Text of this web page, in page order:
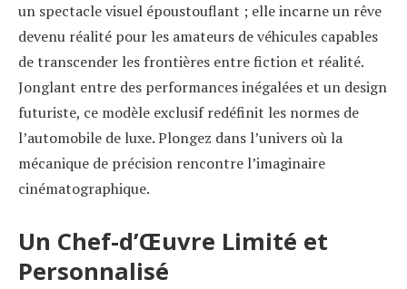
un spectacle visuel époustouflant ; elle incarne un rêve
devenu réalité pour les amateurs de véhicules capables
de transcender les frontières entre fiction et réalité.
Jonglant entre des performances inégalées et un design
futuriste, ce modèle exclusif redéfinit les normes de
l’automobile de luxe. Plongez dans l’univers où la
mécanique de précision rencontre l’imaginaire
cinématographique.
Un Chef-d’Œuvre Limité et
Personnalisé